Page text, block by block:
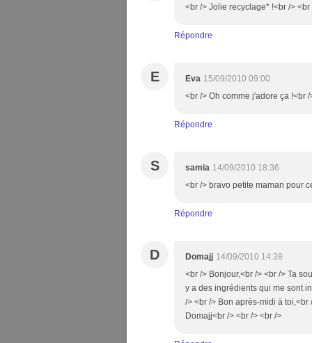
<br /> Jolie recyclage* !<br /> <br
Répondre
E Eva 15/09/2010 09:00
<br /> Oh comme j'adore ça !<br
Répondre
S samia 14/09/2010 18:36
<br /> bravo petite maman pour
Répondre
D Domajj 14/09/2010 14:38
<br /> Bonjour,<br /> <br /> Ta
y a des ingrédients qui me sont
/> <br /> Bon après-midi à
Domajj<br /> <br /> <br />